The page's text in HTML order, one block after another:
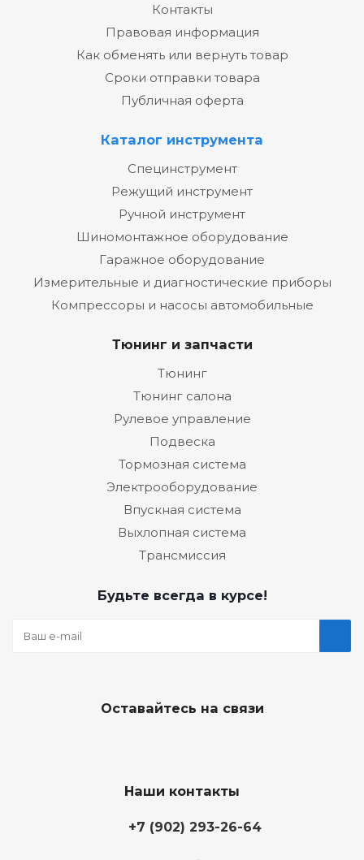
Контакты
Правовая информация
Как обменять или вернуть товар
Сроки отправки товара
Публичная оферта
Каталог инструмента
Специнструмент
Режущий инструмент
Ручной инструмент
Шиномонтажное оборудование
Гаражное оборудование
Измерительные и диагностические приборы
Компрессоры и насосы автомобильные
Тюнинг и запчасти
Тюнинг
Тюнинг салона
Рулевое управление
Подвеска
Тормозная система
Электрооборудование
Впускная система
Выхлопная система
Трансмиссия
Будьте всегда в курсе!
Оставайтесь на связи
Наши контакты
+7 (902) 293-26-64